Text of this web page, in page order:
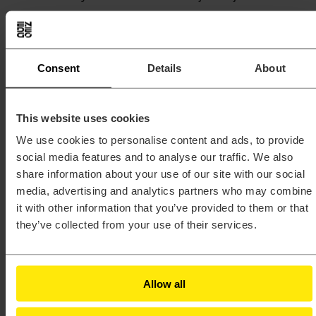
Consent Details About
This website uses cookies
We use cookies to personalise content and ads, to provide
social media features and to analyse our traffic. We also
share information about your use of our site with our social
media, advertising and analytics partners who may combine
it with other information that you’ve provided to them or that
they’ve collected from your use of their services.
Allow all
niezbędne, przez 5 lat licząc od końca roku
zawarciem i realizacją umowy, albo dłużej,
Użytkownik kontaktował się z
Administratorem, jego dane będą
przetwarzane przez okres niezbędny dla
celów kontaktowania się z Użytkownikiem
oraz przez okres 2 lat od zakończenia
kontaktu;
dane osobowe Użytkownika są
przetwarzane w związku z korzystaniem z
posiadania konta na danym Profilu.